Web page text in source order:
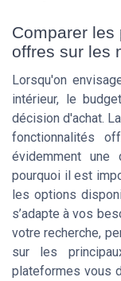
Comparer les
offres sur les
Lorsqu'on
intérieur, le
décision d'achat.
fonctionnalités
évidemment une
pourquoi il est
les options
s’adapte à vos
votre recherche,
sur les
plateformes vous